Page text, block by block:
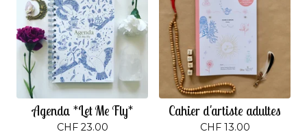
Agenda *Let Me Fly*
CHF23.00
Cahier d'artiste adultes
CHF13.00